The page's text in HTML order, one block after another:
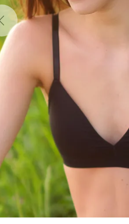
Previous